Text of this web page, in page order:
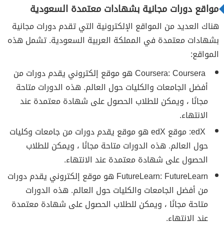
مواقع دورات مجانية بشهادات معتمدة السعودية
هناك العديد من المواقع الإلكترونية التي تقدم دورات مجانية
بشهادات معتمدة في المملكة العربية السعودية. تشمل هذه
المواقع:
Coursera: Coursera هو موقع إلكتروني يقدم دورات من
أفضل الجامعات والكليات حول العالم. هذه الدورات متاحة
مجانًا ، ويمكن للطلاب الحصول على شهادة معتمدة عند
الانتهاء.
edX: موقع edX هو موقع يقدم دورات من جامعات وكليات
حول العالم. هذه الدورات متاحة مجانًا ، ويمكن للطلاب
الحصول على شهادة معتمدة عند الانتهاء.
FutureLearn: FutureLearn هو موقع إلكتروني يقدم دورات
من أفضل الجامعات والكليات حول العالم. هذه الدورات
متاحة مجانًا ، ويمكن للطلاب الحصول على شهادة معتمدة
عند الانتهاء.